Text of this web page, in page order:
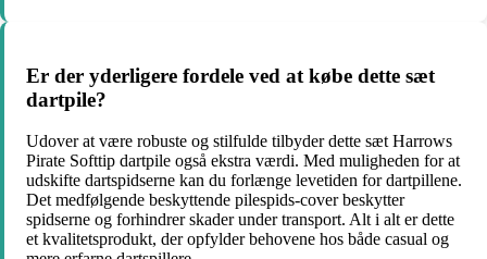
Er der yderligere fordele ved at købe dette sæt
dartpile?
Udover at være robuste og stilfulde tilbyder dette sæt Harrows
Pirate Softtip dartpile også ekstra værdi. Med muligheden for at
udskifte dartspidserne kan du forlænge levetiden for dartpillene.
Det medfølgende beskyttende pilespids-cover beskytter
spidserne og forhindrer skader under transport. Alt i alt er dette
et kvalitetsprodukt, der opfylder behovene hos både casual og